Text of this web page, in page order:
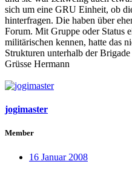
sich um eine GRU Einheit, ob
hinterfragen. Die haben über
Forum. Mit Gruppe oder Status
militärischen kennen, hatte das
Strukturen unterhalb der
Grüsse Hermann
jogimaster
Member
16 Januar 2008